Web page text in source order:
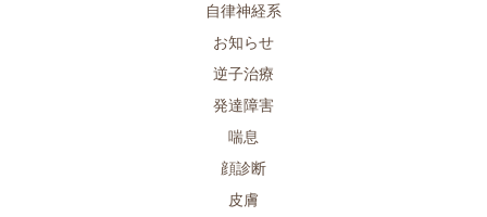
自律神経系
お知らせ
逆子治療
発達障害
喘息
顔診断
皮膚